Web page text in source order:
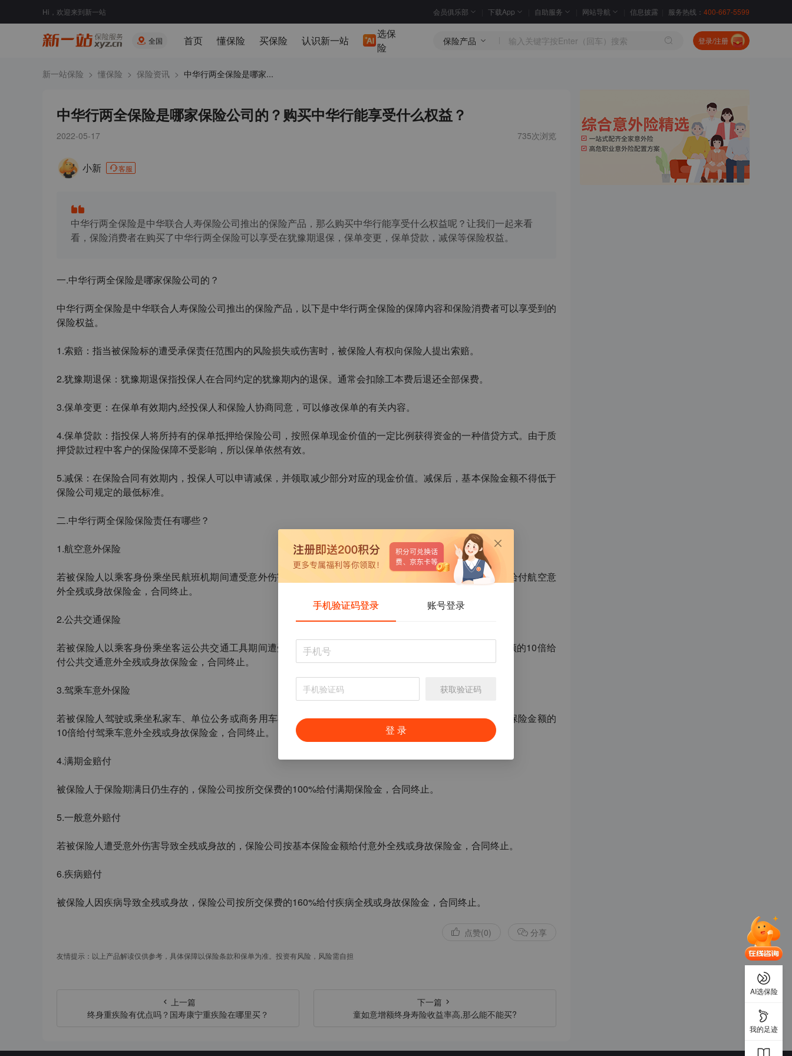
Hi，欢迎来到新一站 会员俱乐部 下载App 自助服务 网站导航 信息披露 服务热线： 400-667-5599
全国 首页 懂保险 买保险 认识新一站
选保
险
保险产品 登录/注册
新一站保险 > 懂保险 > 保险资讯 > 中华行两全保险是哪家...
中华行两全保险是哪家保险公司的？购买中华行能享受什么权益？
2022-05-17 735次浏览
小新 客服
中华行两全保险是中华联合人寿保险公司推出的保险产品，那么购买中华行能享受什么权益呢？让我们一起来看
看，保险消费者在购买了中华行两全保险可以享受在犹豫期退保，保单变更，保单贷款，减保等保险权益。
一.中华行两全保险是哪家保险公司的？
中华行两全保险是中华联合人寿保险公司推出的保险产品，以下是中华行两全保险的保障内容和保险消费者可以享受到的
保险权益。
1.索赔：指当被保险标的遭受承保责任范围内的风险损失或伤害时，被保险人有权向保险人提出索赔。
2.犹豫期退保：犹豫期退保指投保人在合同约定的犹豫期内的退保。通常会扣除工本费后退还全部保费。
3.保单变更：在保单有效期内,经投保人和保险人协商同意，可以修改保单的有关内容。
4.保单贷款：指投保人将所持有的保单抵押给保险公司，按照保单现金价值的一定比例获得资金的一种借贷方式。由于质
押贷款过程中客户的保险保障不受影响，所以保单依然有效。
5.减保：在保险合同有效期内，投保人可以申请减保，并领取减少部分对应的现金价值。减保后，基本保险金额不得低于
保险公司规定的最低标准。
二.中华行两全保险保险责任有哪些？
1.航空意外保险
若被保险人以乘客身份乘坐民航班机期间遭受意外伤害导致全残或身故的，保险公司按基本保险金额的 20
倍给付航空意
外全残或身故保险金，合同终止。
2.公共交通保险
若被保险人以乘客身份乘坐客运公共交通工具期间遭受意外伤害导致全残或身故的，保险公司按基本保险金额的10倍给
付公共交通意外全残或身故保险金，合同终止。
3.驾乘车意外保险
若被保险人驾驶或乘坐私家车、单位公务或商务用车期间遭受意外伤害导致全残或身故的，保险公司按基本保险金额的
10倍给付驾乘车意外全残或身故保险金，合同终止。
4.满期金赔付
被保险人于保险期满日仍生存的，保险公司按所交保费的100%给付满期保险金，合同终止。
5.一般意外赔付
若被保险人遭受意外伤害导致全残或身故的，保险公司按基本保险金额给付意外全残或身故保险金，合同终止。
6.疾病赔付
被保险人因疾病导致全残或身故，保险公司按所交保费的160%给付疾病全残或身故保险金，合同终止。
点赞(0) 分享
友情提示：以上产品解读仅供参考，具体保障以保险条款和保单为准。投资有风险，风险需自担
上一篇
终身重疾险有优点吗？国寿康宁重疾险在哪里买？
下一篇
童如意增额终身寿险收益率高,那么能不能买?
AI选保险
我的足迹
手机验证码登录 账号登录
获取验证码
登 录